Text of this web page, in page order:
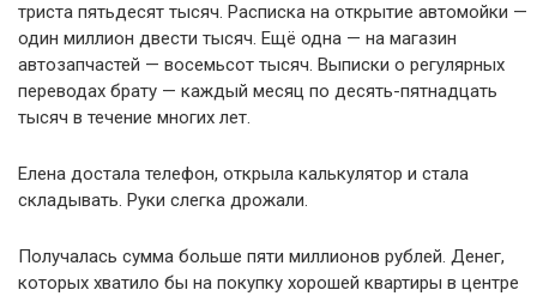
триста пятьдесят тысяч. Расписка на открытие автомойки —
один миллион двести тысяч. Ещё одна — на магазин
автозапчастей — восемьсот тысяч. Выписки о регулярных
переводах брату — каждый месяц по десять-пятнадцать
тысяч в течение многих лет.
Елена достала телефон, открыла калькулятор и стала
складывать. Руки слегка дрожали.
Получалась сумма больше пяти миллионов рублей. Денег,
которых хватило бы на покупку хорошей квартиры в центре